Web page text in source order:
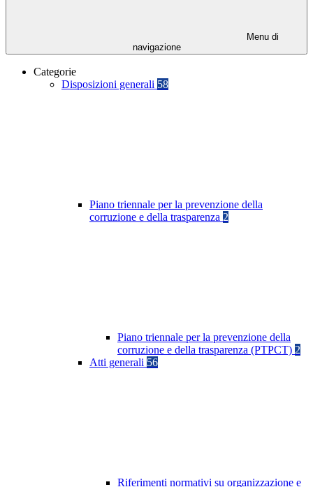
Menu di
navigazione
Categorie
Disposizioni generali 58
Piano triennale per la prevenzione della
corruzione e della trasparenza 2
Piano triennale per la prevenzione della
corruzione e della trasparenza (PTPCT) 2
Atti generali 56
Riferimenti normativi su organizzazione e